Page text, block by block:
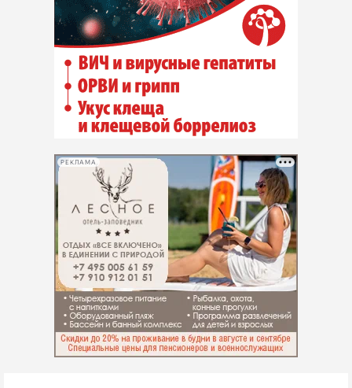
РЕКЛАМА